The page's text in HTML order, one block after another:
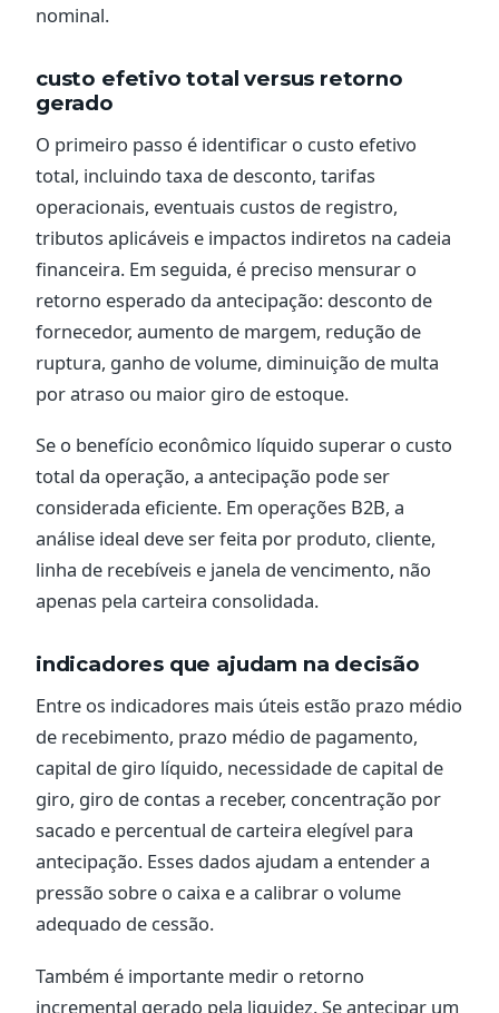
nominal.
custo efetivo total versus retorno
gerado
O primeiro passo é identificar o custo efetivo
total, incluindo taxa de desconto, tarifas
operacionais, eventuais custos de registro,
tributos aplicáveis e impactos indiretos na cadeia
financeira. Em seguida, é preciso mensurar o
retorno esperado da antecipação: desconto de
fornecedor, aumento de margem, redução de
ruptura, ganho de volume, diminuição de multa
por atraso ou maior giro de estoque.
Se o benefício econômico líquido superar o custo
total da operação, a antecipação pode ser
considerada eficiente. Em operações B2B, a
análise ideal deve ser feita por produto, cliente,
linha de recebíveis e janela de vencimento, não
apenas pela carteira consolidada.
indicadores que ajudam na decisão
Entre os indicadores mais úteis estão prazo médio
de recebimento, prazo médio de pagamento,
capital de giro líquido, necessidade de capital de
giro, giro de contas a receber, concentração por
sacado e percentual de carteira elegível para
antecipação. Esses dados ajudam a entender a
pressão sobre o caixa e a calibrar o volume
adequado de cessão.
Também é importante medir o retorno
incremental gerado pela liquidez. Se antecipar um